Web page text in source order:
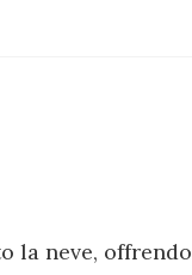
la neve, offrendo